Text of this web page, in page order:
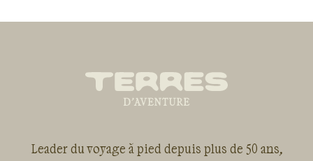
Leader du voyage à pied depuis plus de 50 ans,